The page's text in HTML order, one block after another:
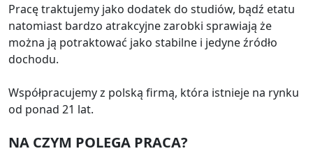
Pracę traktujemy jako dodatek do studiów, bądź etatu
natomiast bardzo atrakcyjne zarobki sprawiają że
można ją potraktować jako stabilne i jedyne źródło
dochodu.
Współpracujemy z polską firmą, która istnieje na rynku
od ponad 21 lat.
NA CZYM POLEGA PRACA?